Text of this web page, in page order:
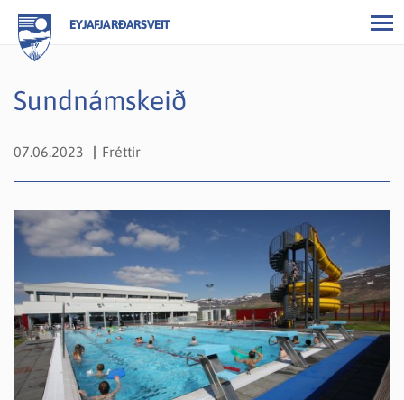
EYJAFJARÐARSVEIT
Sundnámskeið
07.06.2023 Fréttir